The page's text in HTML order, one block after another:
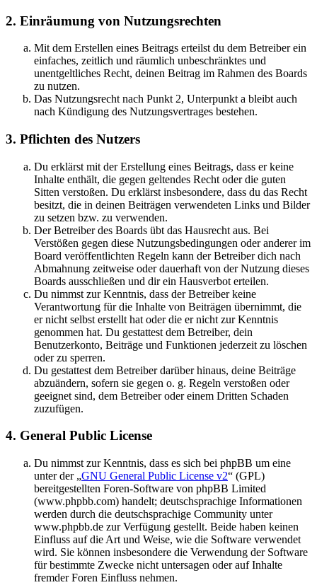
2. Einräumung von Nutzungsrechten
Mit dem Erstellen eines Beitrags erteilst du dem Betreiber ein
einfaches, zeitlich und räumlich unbeschränktes und
unentgeltliches Recht, deinen Beitrag im Rahmen des Boards
zu nutzen.
Das Nutzungsrecht nach Punkt 2, Unterpunkt a bleibt auch
nach Kündigung des Nutzungsvertrages bestehen.
3. Pflichten des Nutzers
Du erklärst mit der Erstellung eines Beitrags, dass er keine
Inhalte enthält, die gegen geltendes Recht oder die guten
Sitten verstoßen. Du erklärst insbesondere, dass du das Recht
besitzt, die in deinen Beiträgen verwendeten Links und Bilder
zu setzen bzw. zu verwenden.
Der Betreiber des Boards übt das Hausrecht aus. Bei
Verstößen gegen diese Nutzungsbedingungen oder anderer im
Board veröffentlichten Regeln kann der Betreiber dich nach
Abmahnung zeitweise oder dauerhaft von der Nutzung dieses
Boards ausschließen und dir ein Hausverbot erteilen.
Du nimmst zur Kenntnis, dass der Betreiber keine
Verantwortung für die Inhalte von Beiträgen übernimmt, die
er nicht selbst erstellt hat oder die er nicht zur Kenntnis
genommen hat. Du gestattest dem Betreiber, dein
Benutzerkonto, Beiträge und Funktionen jederzeit zu löschen
oder zu sperren.
Du gestattest dem Betreiber darüber hinaus, deine Beiträge
abzuändern, sofern sie gegen o. g. Regeln verstoßen oder
geeignet sind, dem Betreiber oder einem Dritten Schaden
zuzufügen.
4. General Public License
Du nimmst zur Kenntnis, dass es sich bei phpBB um eine
unter der „GNU General Public License v2“ (GPL)
bereitgestellten Foren-Software von phpBB Limited
(www.phpbb.com) handelt; deutschsprachige Informationen
werden durch die deutschsprachige Community unter
www.phpbb.de zur Verfügung gestellt. Beide haben keinen
Einfluss auf die Art und Weise, wie die Software verwendet
wird. Sie können insbesondere die Verwendung der Software
für bestimmte Zwecke nicht untersagen oder auf Inhalte
fremder Foren Einfluss nehmen.